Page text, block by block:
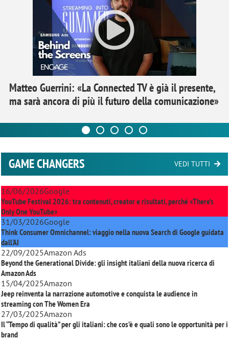
Matteo Guerrini: «La Connected TV è già il presente,
ma sarà ancora di più il futuro della comunicazione»
GAME CHANGERS VEDI TUTTI
16/06/2026Google
YouTube Festival 2026: tra contenuti, creator e risultati, perché «There’s
Only One YouTube»
31/03/2026Google
Think Consumer Omnichannel: viaggio nella nuova Search di Google guidata
dall'AI
22/09/2025Amazon Ads
Beyond the Generational Divide: gli insight italiani della nuova ricerca di
Amazon Ads
15/04/2025Amazon
Jeep reinventa la narrazione automotive e conquista le audience in
streaming conThe Women Era
27/03/2025Amazon
Il “Tempo di qualità” per gli italiani: che cos’è e quali sono le opportunità per i
brand